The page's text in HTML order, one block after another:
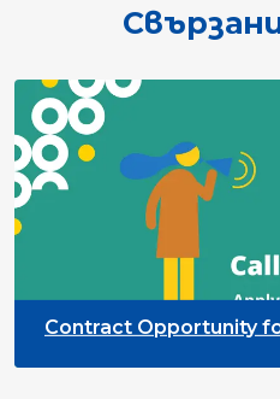
Contract Opportunity
Priority